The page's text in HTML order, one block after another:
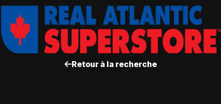
Retour à la recherche